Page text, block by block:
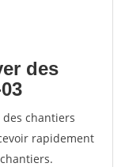
des
chantiers
rapidement